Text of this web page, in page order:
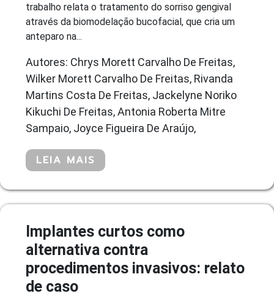
trabalho relata o tratamento do sorriso gengival
através da biomodelação bucofacial, que cria um
anteparo na...
Autores: Chrys Morett Carvalho De Freitas,
Wilker Morett Carvalho De Freitas, Rivanda
Martins Costa De Freitas, Jackelyne Noriko
Kikuchi De Freitas, Antonia Roberta Mitre
Sampaio, Joyce Figueira De Araújo,
LEIA MAIS
Implantes curtos como
alternativa contra
procedimentos invasivos: relato
de caso